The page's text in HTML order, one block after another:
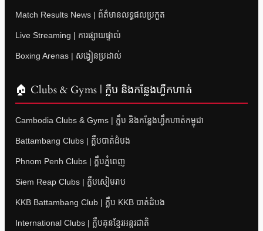
Match Results News | ព័ត៌មានលទ្ធផលប្រកួត
Live Streaming | ការផ្សាយផ្ទាល់
Boxing Arenas | សង្វៀនប្រដាល់
🏠 Clubs & Gyms | ក្លឹប និងកន្លែងហ្វឹកហាត់
Cambodia Clubs & Gyms | ក្លឹប និងកន្លែងហ្វឹកហាត់កម្ពុជា
Battambang Clubs | ក្លឹបបាត់ដំបង
Phnom Penh Clubs | ក្លឹបភ្នំពេញ
Siem Reap Clubs | ក្លឹបសៀមរាប
KKB Battambang Club | ក្លឹប KKB បាត់ដំបង
International Clubs | ក្លឹបគុនខ្មែរអន្តរជាតិ